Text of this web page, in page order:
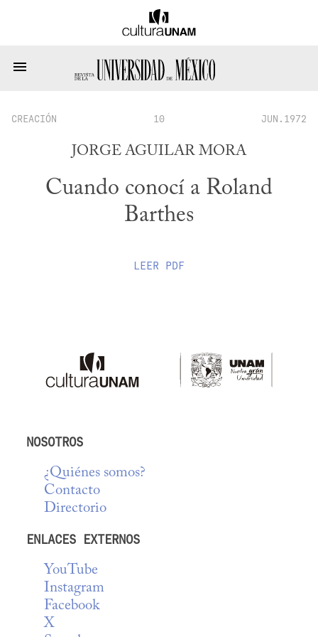
CREACIÓN 10 JUN.1972
JORGE AGUILAR MORA
Cuando conocí a Roland
Barthes
LEER PDF
NOSOTROS
¿Quiénes somos?
Contacto
Directorio
ENLACES EXTERNOS
YouTube
Instagram
Facebook
X